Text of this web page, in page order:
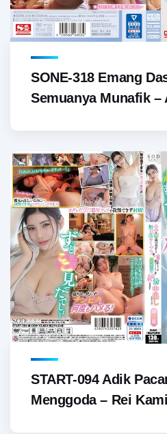
SONE-318 Emang
Semuanya Munafik –
START-094 Adik
Menggoda – Rei